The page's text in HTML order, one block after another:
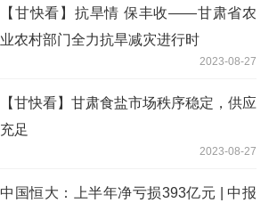
【甘快看】抗旱情 保丰收——甘肃省农
业农村部门全力抗旱减灾进行时
2023-08-27
【甘快看】甘肃食盐市场秩序稳定，供应
充足
2023-08-27
中国恒大：上半年净亏损393亿元 | 中报